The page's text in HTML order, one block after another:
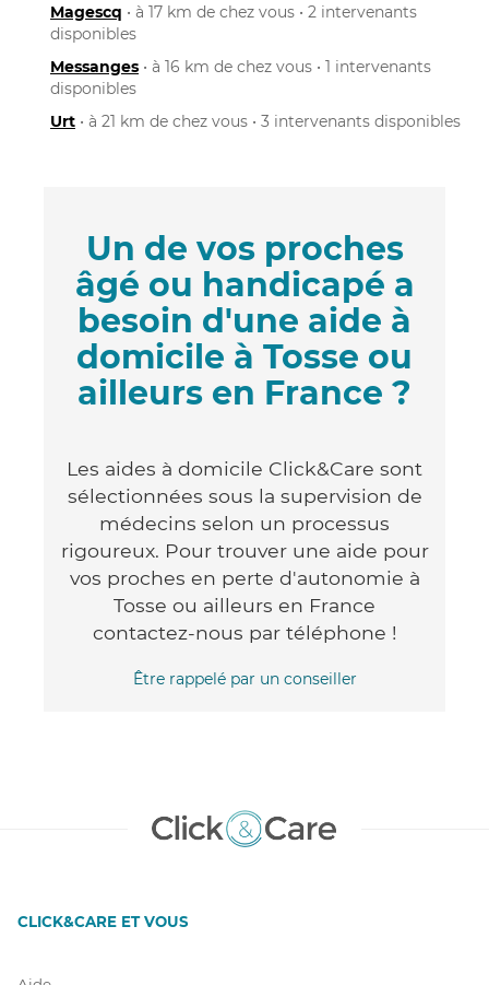
Magescq • à 17 km de chez vous • 2 intervenants
disponibles
Messanges • à 16 km de chez vous • 1 intervenants
disponibles
Urt • à 21 km de chez vous • 3 intervenants disponibles
Un de vos proches
âgé ou handicapé a
besoin d'une aide à
domicile à Tosse ou
ailleurs en France ?
Les aides à domicile Click&Care sont
sélectionnées sous la supervision de
médecins selon un processus
rigoureux. Pour trouver une aide pour
vos proches en perte d'autonomie à
Tosse ou ailleurs en France
contactez-nous par téléphone !
Être rappelé par un conseiller
CLICK&CARE ET VOUS